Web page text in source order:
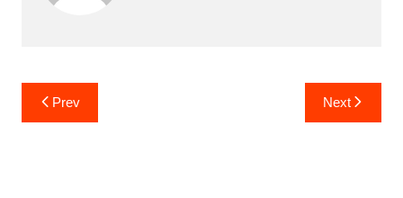
Yazı
gezinmesi
Prev Next